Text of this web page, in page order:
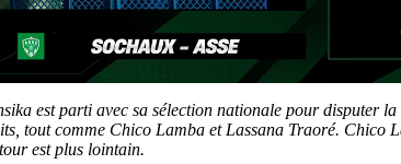
est parti avec sa sélection nationale pour disputer
tout comme Chico Lamba et Lassana Traoré. Chico
est plus lointain.